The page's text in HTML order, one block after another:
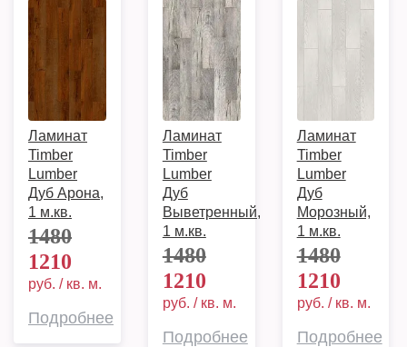
Ламинат
Timber
Lumber
Дуб Арона,
1 м.кв.
1480
1210
руб. / кв. м.
Подробнее
Ламинат
Timber
Lumber
Дуб
Выветренный,
1 м.кв.
1480
1210
руб. / кв. м.
Подробнее
Ламинат
Timber
Lumber
Дуб
Морозный,
1 м.кв.
1480
1210
руб. / кв. м.
Подробнее